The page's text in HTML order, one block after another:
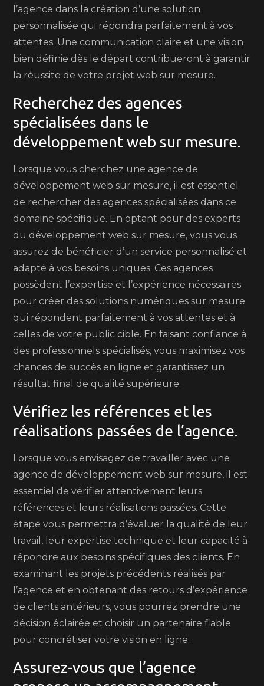
l’agence dans la création d’une solution
personnalisée qui répondra parfaitement à vos
attentes. Une communication claire et une vision
bien définie dès le départ contribueront à garantir
la réussite de votre projet web sur mesure.
Recherchez des agences
spécialisées dans le
développement web sur mesure.
Lorsque vous cherchez une agence de
développement web sur mesure, il est essentiel
de rechercher des agences spécialisées dans ce
domaine spécifique. En optant pour des experts
du développement web sur mesure, vous vous
assurez de bénéficier d’un service personnalisé et
adapté à vos besoins uniques. Ces agences
possèdent l’expertise et l’expérience nécessaires
pour créer des solutions numériques sur mesure
qui répondent parfaitement à vos attentes et à
celles de votre public cible. En faisant confiance à
des professionnels spécialisés, vous maximisez vos
chances de succès en ligne et garantissez un
résultat final de qualité supérieure.
Vérifiez les références et les
réalisations passées de l’agence.
Lorsque vous envisagez de travailler avec une
agence de développement web sur mesure, il est
essentiel de vérifier attentivement leurs
références et leurs réalisations passées. Cette
étape vous permettra d’évaluer la qualité de leur
travail, leur expertise technique et leur capacité à
répondre aux besoins spécifiques des clients. En
examinant les projets précédents réalisés par
l’agence et en obtenant des retours d’expérience
de clients antérieurs, vous pourrez prendre une
décision éclairée et choisir un partenaire fiable
pour concrétiser votre vision en ligne.
Assurez-vous que l’agence